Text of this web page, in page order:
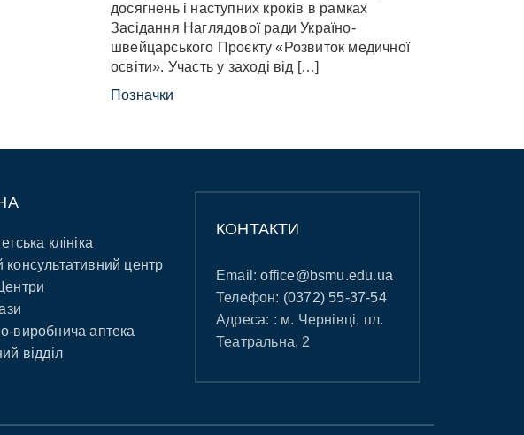
досягнень і наступних кроків в рамках
Засідання Наглядової ради Україно-
швейцарського Проєкту «Розвиток медичної
освіти». Участь у заході від […]
Позначки
клініка
центр
виробнича аптека
відділ
КОНТАКТИ
Email:office@bsmu.edu.ua
Телефон: (0372) 55-37-54
Адреса: : м. Чернівці, пл.
Театральна, 2